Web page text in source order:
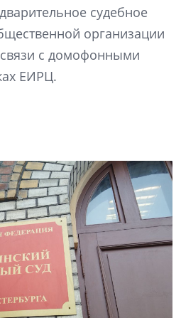
судебное
организации
с домофонными
ЕИРЦ.